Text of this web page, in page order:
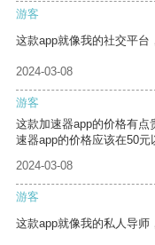
游客
这款app就像我的社交平台
2024-03-08
游客
这款加速器app的价格有点
速器app的价格应该在50元
2024-03-08
游客
这款app就像我的私人导师